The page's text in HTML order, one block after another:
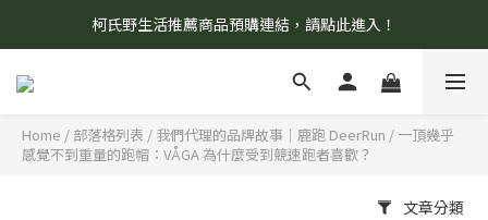
8/7 當天暫停開放工作室。請見諒！
柯氏野生活推薦商品預購連結，請點此進入！
8/7 當天暫停開放工作室。請見諒！
Home / 部落格列表 / 我們代理的品牌故事｜鹿跑 DeerRun / 一頂幾乎
感覺不到重量的跑帽：VÅGA 為什麼受到競速跑者喜歡？
文章分類